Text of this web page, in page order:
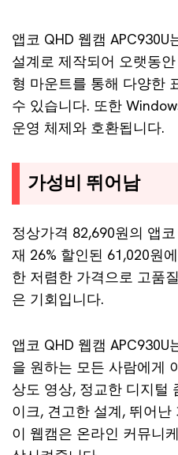
앱코 QHD 웹캠
설계로 제작되어 오랫동
형 마운트를 통해 다양한
수 있습니다. 또한
운영 체제와 호환됩니다.
가성비 뛰어남
정상가격 82,690원의 앱
재 26% 할인된 61,020원
한 저렴한 가격으로 고품
은 기회입니다.
앱코 QHD 웹캠
을 원하는 모든 사람에게
상도 영상, 정교한 디지털
이크, 견고한 설계, 뛰어
이 웹캠은 온라인 커뮤니